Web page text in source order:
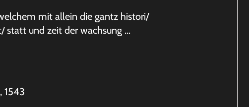
mit allein die gantz histori/
statt und zeit der wachsung …
1543